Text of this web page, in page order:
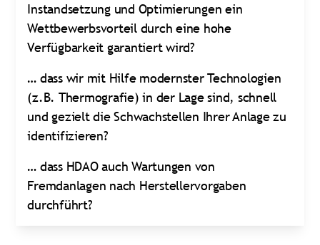
Instandsetzung und Optimierungen ein
Wettbewerbsvorteil durch eine hohe
Verfügbarkeit garantiert wird?
… dass wir mit Hilfe modernster Technologien
(z.B. Thermografie) in der Lage sind, schnell
und gezielt die Schwachstellen Ihrer Anlage zu
identifizieren?
… dass HDAO auch Wartungen von
Fremdanlagen nach Herstellervorgaben
durchführt?